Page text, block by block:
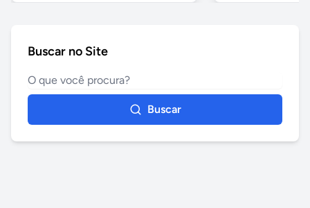
Buscar no Site
Buscar